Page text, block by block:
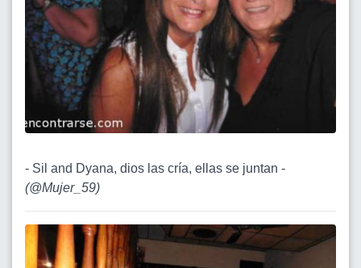
- Sil and Dyana, dios las cría, ellas se juntan -
(@Mujer_59)